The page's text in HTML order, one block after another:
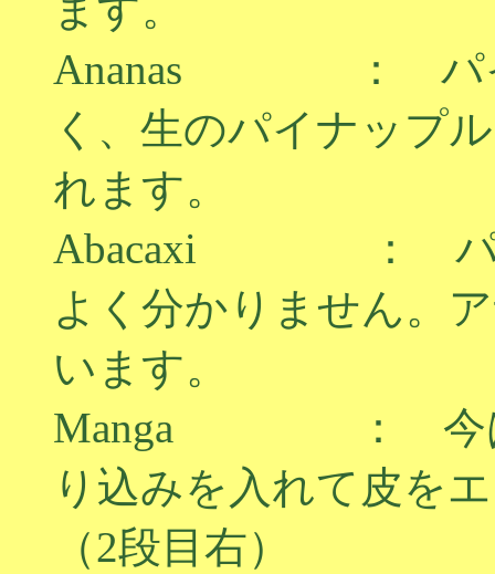
Ananas ： パイ
く、生のパイナップ
れます。
Abacaxi ： パイ
よく分かりません。
います。
Manga ： 今はや
り込みを入れて皮を
（2段目右）